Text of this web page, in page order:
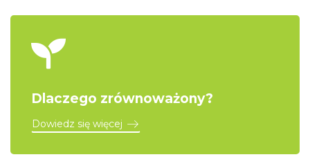
Dlaczego zrównoważony?
Dowiedz się więcej